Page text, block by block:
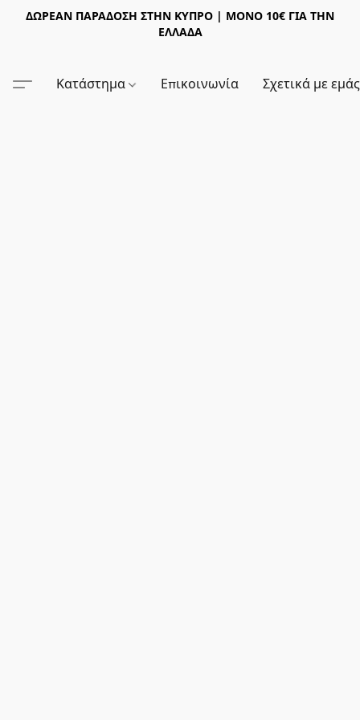
ΔΩΡΕΑΝ ΠΑΡΑΔΟΣΗ ΣΤΗΝ ΚΥΠΡΟ | ΜΟΝΟ 10€ ΓΙΑ ΤΗΝ
ΕΛΛΑΔΑ
Κατάστημα Επικοινωνία Σχετικά με εμάς